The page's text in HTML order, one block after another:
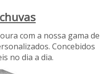
com a nossa gama de
Concebidos
no dia a dia.